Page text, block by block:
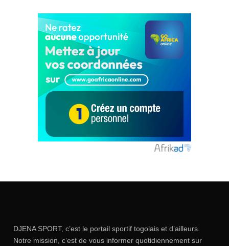
DJENA SPORT, c’est le portail sportif togolais et d’ailleurs.
Notre mission, c’est de vous informer quotidiennement sur